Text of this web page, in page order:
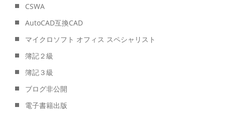
CSWA
AutoCAD互換CAD
マイクロソフト オフィス スペシャリスト
簿記２級
簿記３級
ブログ非公開
電子書籍出版